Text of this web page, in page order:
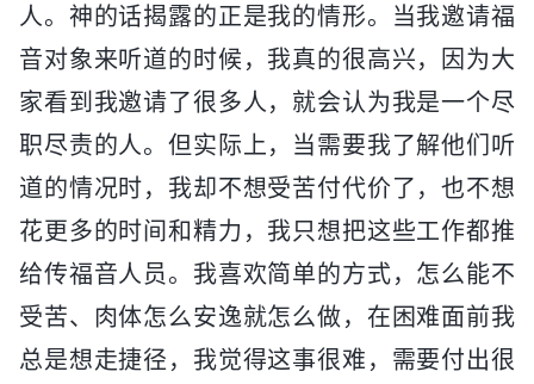
人。神的话揭露的正是我的情形。当我邀请福
音对象来听道的时候，我真的很高兴，因为大
家看到我邀请了很多人，就会认为我是一个尽
职尽责的人。但实际上，当需要我了解他们听
道的情况时，我却不想受苦付代价了，也不想
花更多的时间和精力，我只想把这些工作都推
给传福音人员。我喜欢简单的方式，怎么能不
受苦、肉体怎么安逸就怎么做，在困难面前我
总是想走捷径，我觉得这事很难，需要付出很